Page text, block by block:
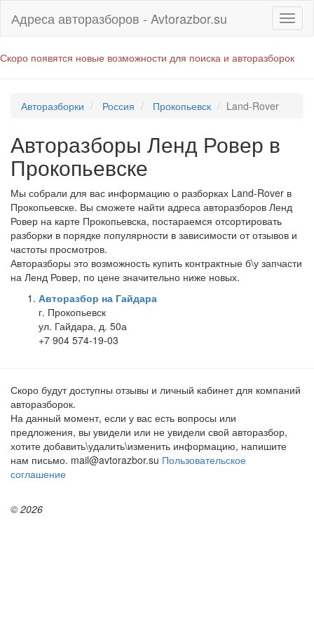
Адреса авторазборов - Avtorazbor.su
Скоро появятся новые возможности для поиска и авторазборок
Авторазборки Россия Прокопьевск Land-Rover
Авторазборы Ленд Ровер в
Прокопьевске
Мы собрали для вас информацию о разборках Land-Rover в
Прокопьевске. Вы сможете найти адреса авторазборов Ленд
Ровер на карте Прокопьевска, постараемся отсортировать
разборки в порядке популярности в зависимости от отзывов и
частоты просмотров.
Авторазборы это возможность купить контрактные б\у запчасти
на Ленд Ровер, по цене значительно ниже новых.
Авторазбор на Гайдара
г. Прокопьевск
ул. Гайдара, д. 50а
+7 904 574-19-03
Скоро будут доступны отзывы и личный кабинет для компаний
авторазборок.
На данный момент, если у вас есть вопросы или
предложения, вы увидели или не увидели свой авторазбор,
хотите добавить\удалить\изменить информацию, напишите
нам письмо. mail@avtorazbor.su Пользовательское
соглашение
© 2026